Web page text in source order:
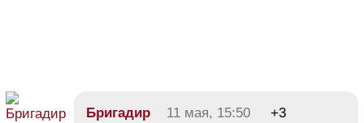
Бригадир 11 мая, 15:50
+3